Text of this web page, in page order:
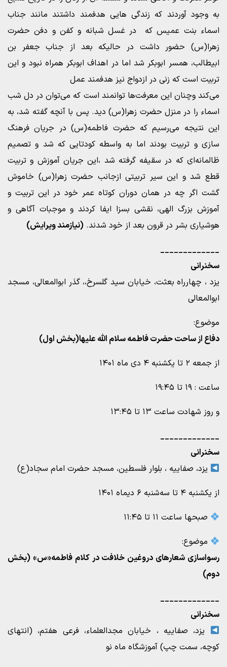
به وجود آوردند که زندگی هایی هدفمند داشتند مانند جناب
اسماء بنت عمیس که در غسل شبانه و کفن و دفن حضرت
زهرا(س) حضور داشت در حالیکه بعد از جناب جعفر بن
ابیطالب، همسر ابوبکر شد اما در اهداف ابوبکر همراه نبود و این
تربیت است که زنی در ازدواج نیز هدفمند عمل
می‌کند و‌چنان این معرفت‌ها توانمند است که می‌توا‌ن در دل شب
اسماء را در منزل حضرت زهرا(س) دید. پس با آنچه گفته شد، به
این نتیجه می‌رسیم که حضرت فاطمه(س) در جریان فرهنگ
سازی و تربیت بودند اما به واسطه کودتایی که شد و تصمیم
ظالمانه‌ای که در سقیفه گرفته شد ،این جریان آموزش و تربیت
قطع شد و این سیر تربیتی ازجانب حضرت زهرا(س) خاموش
گشت اگر چه در همان دوران کوتاه عمر خود در این تربیت و
آموزش بزرگ الهی، نقشی بسزا ایفا کردند و موجبات آگاهی و
هوشیاری بشر در قرون بعد از خود شدند. (نیازمند ویرایش)
_____________
سخنرانی
یزد ، چهارراه بعثت، خیابان سید گلسرخ،، گذر ابوالمعالی، مسجد
ابوالمعالی
موضوع:
دفاع از ساحت حضرت فاطمه سلام الله علیها(بخش اول)
از جمعه ۲ تا یکشنبه ۴ دی ماه ۱۴۰۱
ساعت : ۱۹ تا ۱۹:۴۵
و روز شهادت ساعت ۱۳ تا ۱۳:۴۵
_____________
سخنرانی
یزد، صفاییه ، بلوار فلسطین، مسجد حضرت امام سجاد(ع)
از یکشنبه ۴ تا سه‌شنبه ۶ دیماه ۱۴۰۱
صبحها ساعت ۱۱ تا ۱۱:۴۵
موضوع:
رسواسازی شعارهای دروغین خلافت در کلام فاطمه«س» (بخش
دوم)
_____________
سخنرانی
یزد، صفاییه ، خیابان مجدالعلماء، فرعی هفتم، (انتهای
کوچه، سمت چپ) آموزشگاه ماه نو